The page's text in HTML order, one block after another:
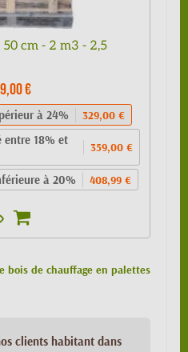
50 cm - 2 m3 - 2,5
€
à 24% 329,00 €
entre 18% et
359,00 €
à 20% 408,99 €
bois de chauffage en palettes
clients habitant dans